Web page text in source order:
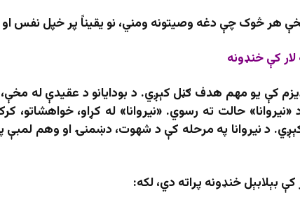
هر څوک چې دغه وصیتونه ومني، نو یقیناً پر خپل نفس
لار کې خنډونه
کې یو مهم هدف ګڼل کېږي. د بودایانو د عقیدې له
حالت ته رسوي. «نیروانا» له کړاو، خواهشاتو،
د نیروانا په مرحله کې د شهوت، دښمنۍ او وهم لمبې
کې بېلابېل خنډونه پراته دي، لکه: